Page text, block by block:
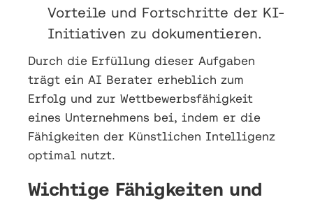
Vorteile und Fortschritte der KI-
Initiativen zu dokumentieren.
Durch die Erfüllung dieser Aufgaben
trägt ein AI Berater erheblich zum
Erfolg und zur Wettbewerbsfähigkeit
eines Unternehmens bei, indem er die
Fähigkeiten der Künstlichen Intelligenz
optimal nutzt.
Wichtige Fähigkeiten und